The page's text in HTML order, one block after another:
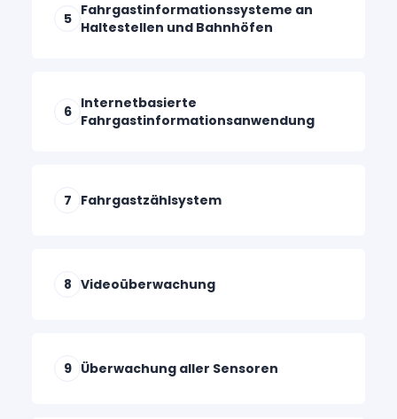
5 Fahrgastinformationssysteme an
Haltestellen und Bahnhöfen
6 Internetbasierte
Fahrgastinformationsanwendung
7 Fahrgastzählsystem
8 Videoüberwachung
9 Überwachung aller Sensoren